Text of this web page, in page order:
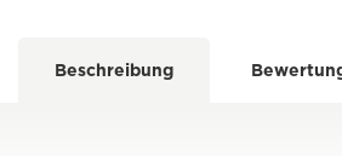
Beschreibung